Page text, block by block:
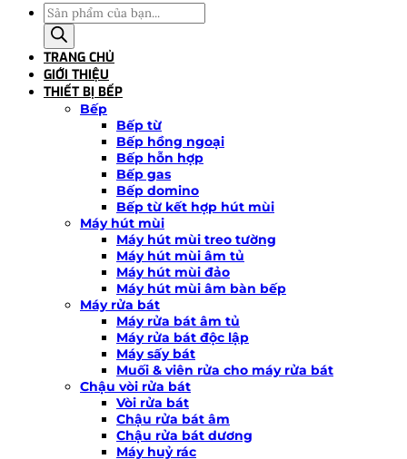
Tìm
kiếm
sản
phẩm
TRANG CHỦ
GIỚI THIỆU
THIẾT BỊ BẾP
Bếp
Bếp từ
Bếp hồng ngoại
Bếp hỗn hợp
Bếp gas
Bếp domino
Bếp từ kết hợp hút mùi
Máy hút mùi
Máy hút mùi treo tường
Máy hút mùi âm tủ
Máy hút mùi đảo
Máy hút mùi âm bàn bếp
Máy rửa bát
Máy rửa bát âm tủ
Máy rửa bát độc lập
Máy sấy bát
Muối & viên rửa cho máy rửa bát
Chậu vòi rửa bát
Vòi rửa bát
Chậu rửa bát âm
Chậu rửa bát dương
Máy huỷ rác